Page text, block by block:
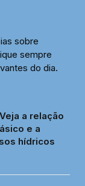
sobre
sempre
do dia.
a relação
e a
hídricos